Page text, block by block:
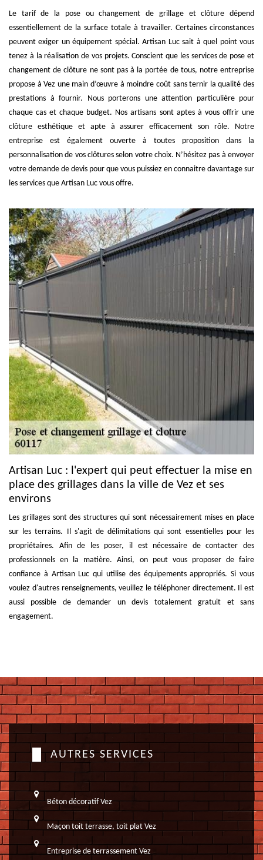
Le tarif de la pose ou changement de grillage et clôture dépend
essentiellement de la surface totale à travailler. Certaines circonstances
peuvent exiger un équipement spécial. Artisan Luc sait à quel point vous
tenez à la réalisation de vos projets. Conscient que les services de pose et
changement de clôture ne sont pas à la portée de tous, notre entreprise
propose à Vez une main d’œuvre à moindre coût sans ternir la qualité des
prestations à fournir. Nous porterons une attention particulière pour
chaque cas et chaque budget. Nos artisans sont aptes à vous offrir une
clôture esthétique et apte à assurer efficacement son rôle. Notre
entreprise est également ouverte à toutes proposition dans la
personnalisation de vos clôtures selon votre choix. N’hésitez pas à envoyer
votre demande de devis pour que vous puissiez en connaitre davantage sur
les services que Artisan Luc vous offre.
Artisan Luc : l'expert qui peut effectuer la mise en
place des grillages dans la ville de Vez et ses
environs
Les grillages sont des structures qui sont nécessairement mises en place
sur les terrains. Il s'agit de délimitations qui sont essentielles pour les
propriétaires. Afin de les poser, il est nécessaire de contacter des
professionnels en la matière. Ainsi, on peut vous proposer de faire
confiance à Artisan Luc qui utilise des équipements appropriés. Si vous
voulez d'autres renseignements, veuillez le téléphoner directement. Il est
aussi possible de demander un devis totalement gratuit et sans
engagement.
AUTRES SERVICES
Béton décoratif Vez
Maçon toit terrasse, toit plat Vez
Entreprise de terrassement Vez